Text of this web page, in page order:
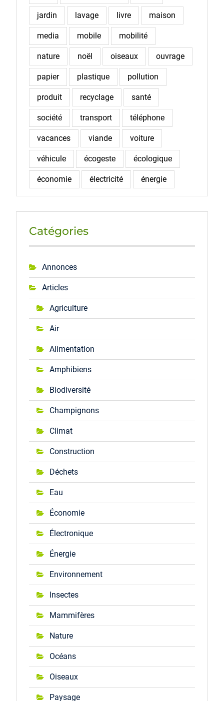
jardin lavage livre maison
media mobile mobilité
nature noël oiseaux ouvrage
papier plastique pollution
produit recyclage santé
société transport téléphone
vacances viande voiture
véhicule écogeste écologique
économie électricité énergie
Catégories
Annonces
Articles
Agriculture
Air
Alimentation
Amphibiens
Biodiversité
Champignons
Climat
Construction
Déchets
Eau
Économie
Électronique
Énergie
Environnement
Insectes
Mammifères
Nature
Océans
Oiseaux
Paysage